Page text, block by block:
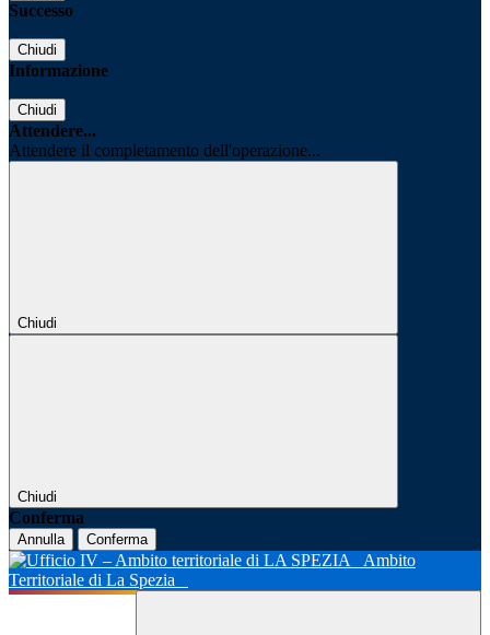
Successo
Chiudi
Informazione
Chiudi
Attendere...
Attendere il completamento dell'operazione...
Chiudi
Chiudi
Conferma
Annulla Conferma
Ambito
Territoriale di La Spezia